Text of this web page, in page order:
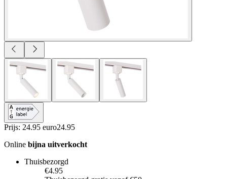
Prijs: 24.95 euro24.95
Online bijna uitverkocht
Thuisbezorgd
€4.95